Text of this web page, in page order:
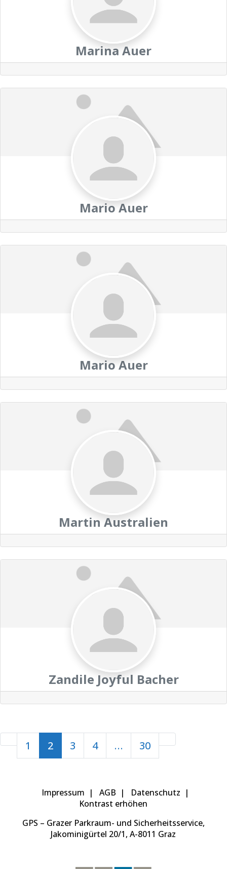
Marina Auer
Mario Auer
Mario Auer
Martin Australien
Zandile Joyful Bacher
Beitragsnavigation
Newer posts
1 2 3 4 … 30 Older posts
Impressum AGB
Datenschutz
Kontrast erhöhen
GPS – Grazer Parkraum- und Sicherheitsservice,
Jakominigürtel 20/1, A-8011 Graz